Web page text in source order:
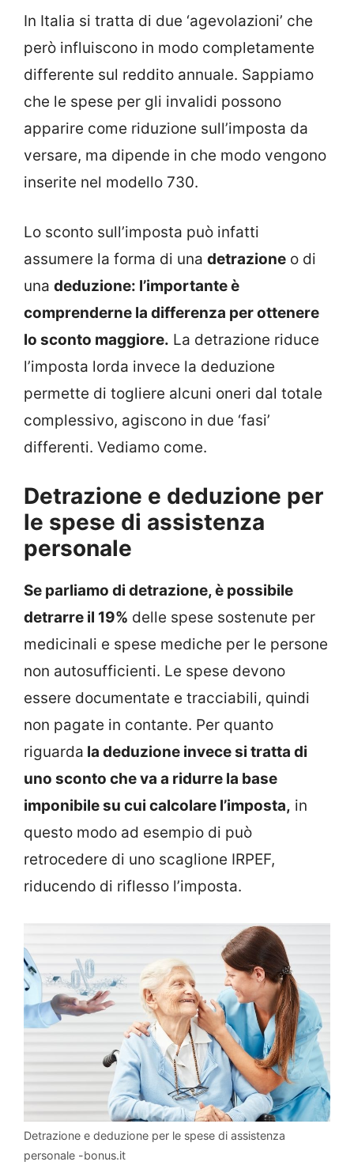
In Italia si tratta di due ‘agevolazioni’ che
però influiscono in modo completamente
differente sul reddito annuale. Sappiamo
che le spese per gli invalidi possono
apparire come riduzione sull’imposta da
versare, ma dipende in che modo vengono
inserite nel modello 730.
Lo sconto sull’imposta può infatti
assumere la forma di una detrazione o di
una deduzione: l’importante è
comprenderne la differenza per ottenere
lo sconto maggiore. La detrazione riduce
l’imposta lorda invece la deduzione
permette di togliere alcuni oneri dal totale
complessivo, agiscono in due ‘fasi’
differenti. Vediamo come.
Detrazione e deduzione per
le spese di assistenza
personale
Se parliamo di detrazione, è possibile
detrarre il 19% delle spese sostenute per
medicinali e spese mediche per le persone
non autosufficienti. Le spese devono
essere documentate e tracciabili, quindi
non pagate in contante. Per quanto
riguarda la deduzione invece si tratta di
uno sconto che va a ridurre la base
imponibile su cui calcolare l’imposta, in
questo modo ad esempio di può
retrocedere di uno scaglione IRPEF,
riducendo di riflesso l’imposta.
Detrazione e deduzione per le spese di assistenza
personale -bonus.it